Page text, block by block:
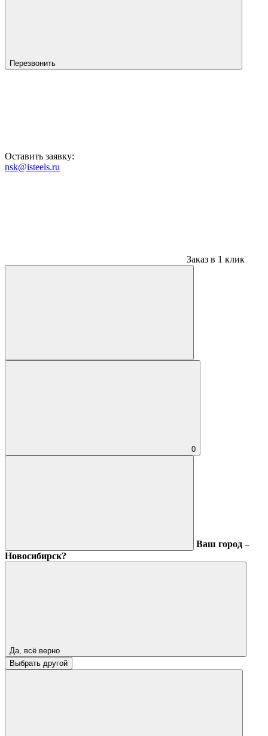
Перезвонить
Оставить заявку:
nsk@isteels.ru
Заказ в 1 клик
0
Ваш город –
Новосибирск?
Да, всё верно
Выбрать другой